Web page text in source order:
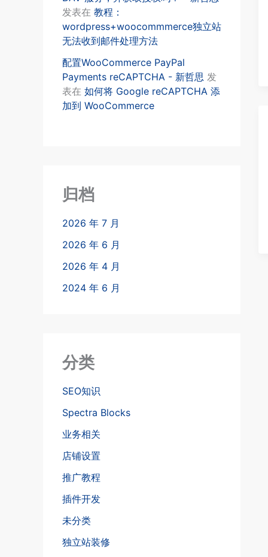
发表在 教程：
wordpress+woocommmerce独立站
无法收到邮件处理方法
配置WooCommerce PayPal
Payments reCAPTCHA - 新哲思 发
表在 如何将 Google reCAPTCHA 添
加到 WooCommerce
归档
2026 年 7 月
2026 年 6 月
2026 年 4 月
2024 年 6 月
分类
SEO知识
Spectra Blocks
业务相关
店铺设置
推广教程
插件开发
未分类
独立站装修